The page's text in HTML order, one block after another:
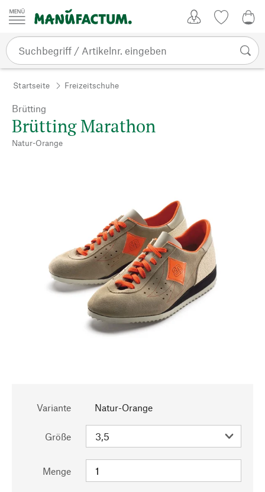
Zum Inhalt springen
Startseite Freizeitschuhe
Brütting
Brütting Marathon
Natur-Orange
Variante Natur-Orange
Größe
Menge